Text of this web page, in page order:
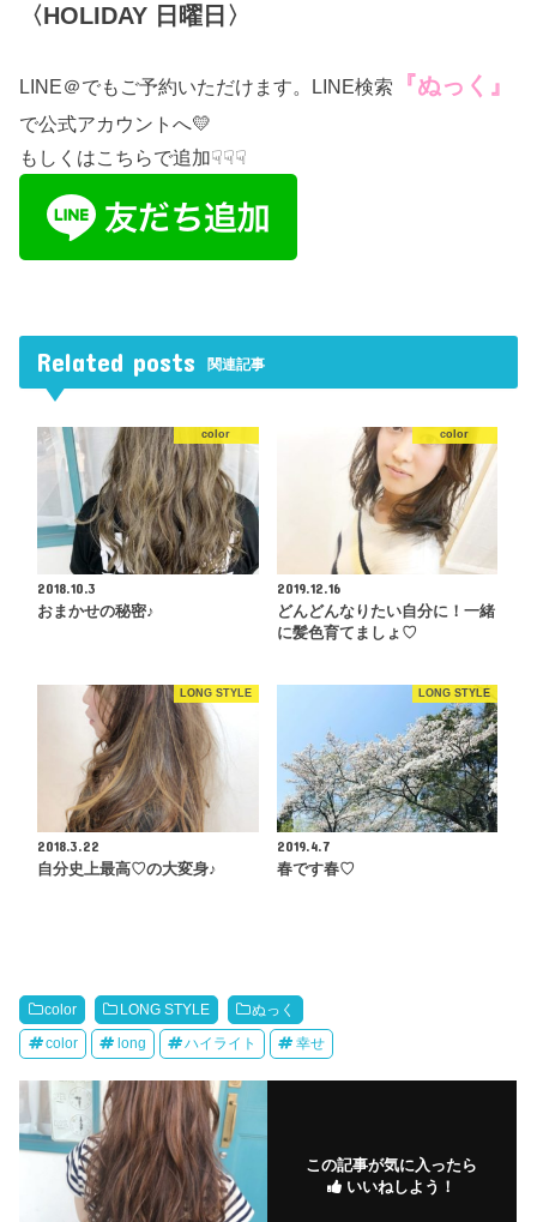
〈HOLIDAY 日曜日〉
LINE＠でもご予約いただけます。LINE検索 『ぬっく』
で公式アカウントへ💛
もしくはこちらで追加☟☟☟
Related posts 関連記事
color
2018.10.3
おまかせの秘密♪
color
2019.12.16
どんどんなりたい自分に！一緒
に髪色育てましょ♡
LONG STYLE
2018.3.22
自分史上最高♡の大変身♪
LONG STYLE
2019.4.7
春です春♡
color LONG STYLE ぬっく
color long ハイライト 幸せ
この記事が気に入ったら
いいねしよう！